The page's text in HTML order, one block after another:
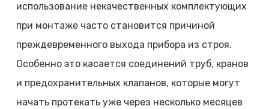
использование некачественных комплектующих
при монтаже часто становится причиной
преждевременного выхода прибора из строя.
Особенно это касается соединений труб, кранов
и предохранительных клапанов, которые могут
начать протекать уже через несколько месяцев